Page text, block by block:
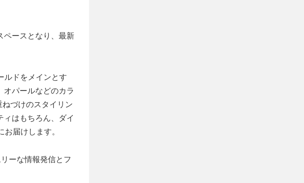
ペースとなり、最新
ルドをメインとす
オパールなどのカラ
づけのスタイリン
はもちろん、ダイ
届けします。
ーな情報発信とフ